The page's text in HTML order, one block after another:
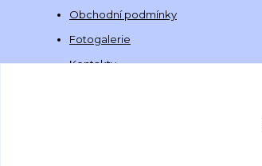
Obchodní podmínky
Fotogalerie
Kontakty